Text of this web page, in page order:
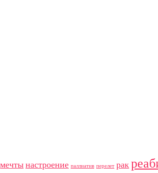
мечты настроение паллиатив перелет рак